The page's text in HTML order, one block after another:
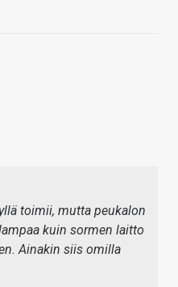
toimii, mutta peukalon
kuin sormen laitto
Ainakin siis omilla